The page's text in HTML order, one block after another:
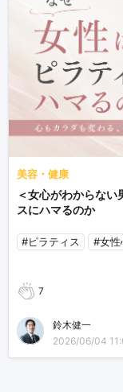
美容・健康
＜女心がわからない
スにハマるのか
#ピラティス #女性
7
鈴木健一
2026/06/04